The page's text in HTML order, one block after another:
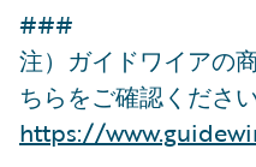
###
注）ガイドワイアの
ちらをご確認ください
https://